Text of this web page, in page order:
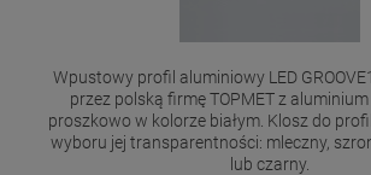
Wpustowy profil aluminiowy LED
przez polską firmę TOPMET z
proszkowo w kolorze białym. Klosz do
wyboru jej transparentności: mleczny,
lub czarny.